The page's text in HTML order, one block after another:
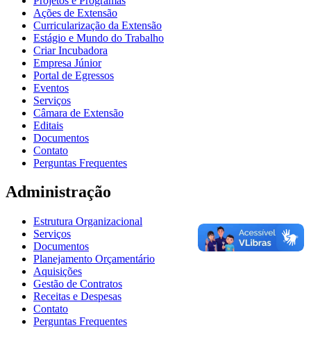
Ações de Extensão
Curricularização da Extensão
Estágio e Mundo do Trabalho
Criar Incubadora
Empresa Júnior
Portal de Egressos
Eventos
Serviços
Câmara de Extensão
Editais
Documentos
Contato
Perguntas Frequentes
Administração
Estrutura Organizacional
Serviços
Documentos
Planejamento Orçamentário
Aquisições
Gestão de Contratos
Receitas e Despesas
Contato
Perguntas Frequentes